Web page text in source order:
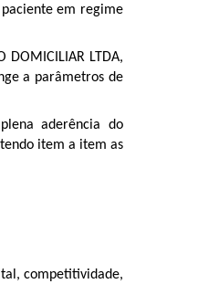
paciente em regime
DOMICILIAR LTDA,
a parâmetros de
aderência do
item a item as
competitividade,